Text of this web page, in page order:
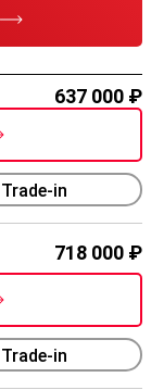
637 000
Trade-in
718 000
Trade-in